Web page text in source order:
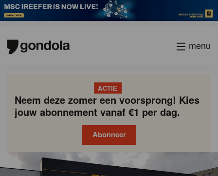
menu
ACTIE
Neem deze zomer een voorsprong! Kies
jouw abonnement vanaf €1 per dag.
Abonneer
academy
society